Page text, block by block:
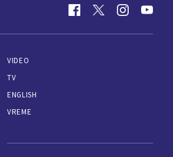
VIDEO
TV
ENGLISH
VREME